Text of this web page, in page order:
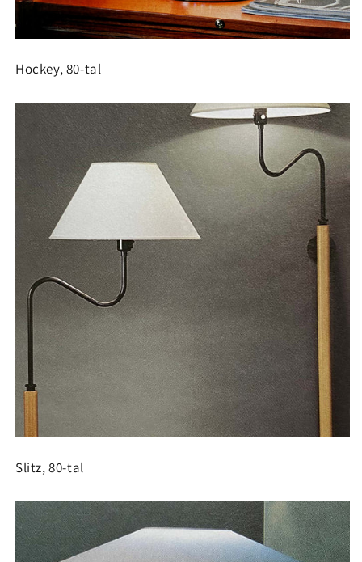
Hockey, 80-tal
Slitz, 80-tal